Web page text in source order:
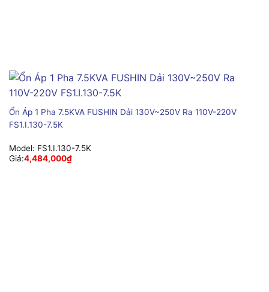
Ổn Áp 1 Pha 7.5KVA FUSHIN Dải 130V~250V Ra 110V-220V
FS1.I.130-7.5K
Model: FS1.I.130-7.5K
Giá:4,484,000₫